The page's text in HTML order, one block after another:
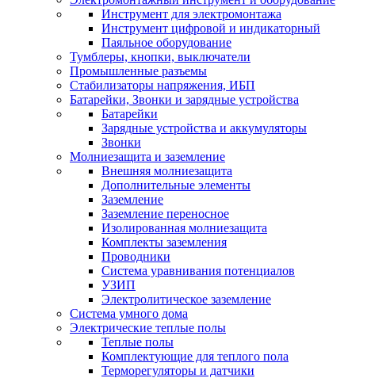
Инструмент для электромонтажа
Инструмент цифровой и индикаторный
Паяльное оборудование
Тумблеры, кнопки, выключатели
Промышленные разъемы
Стабилизаторы напряжения, ИБП
Батарейки, Звонки и зарядные устройства
Батарейки
Зарядные устройства и аккумуляторы
Звонки
Молниезащита и заземление
Внешняя молниезащита
Дополнительные элементы
Заземление
Заземление переносное
Изолированная молниезащита
Комплекты заземления
Проводники
Система уравнивания потенциалов
УЗИП
Электролитическое заземление
Система умного дома
Электрические теплые полы
Теплые полы
Комплектующие для теплого пола
Терморегуляторы и датчики